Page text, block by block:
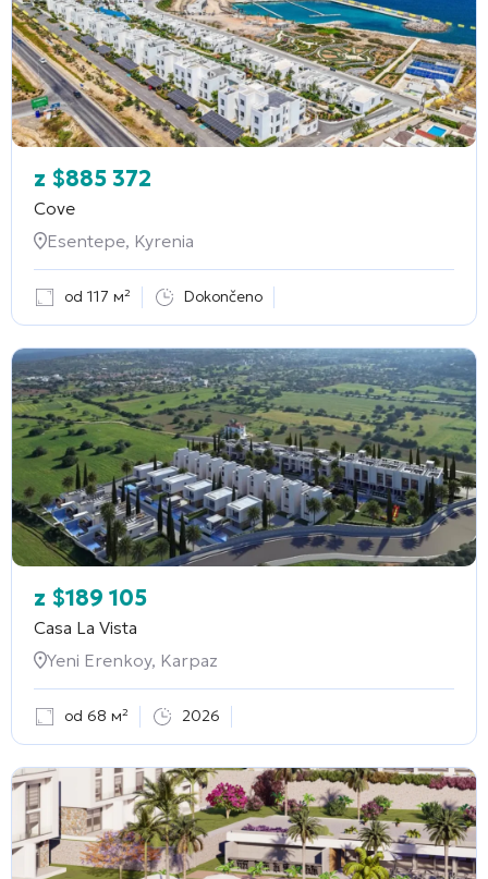
z $885 372
Cove
Esentepe, Kyrenia
od 117 м² Dokončeno
z $189 105
Casa La Vista
Yeni Erenkoy, Karpaz
od 68 м² 2026